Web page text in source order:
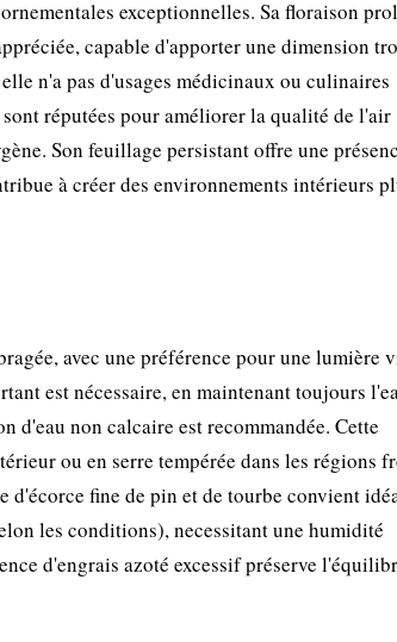
exceptionnelles. Sa floraison
capable d'apporter une dimension
n'a pas d'usages médicinaux ou culinaires
réputées pour améliorer la qualité de l'air
Son feuillage persistant offre une
à créer des environnements intérieurs
avec une préférence pour une lumière
est nécessaire, en maintenant toujours
non calcaire est recommandée. Cette
ou en serre tempérée dans les régions
fine de pin et de tourbe convient
les conditions), necessitant une humidité
d'engrais azoté excessif préserve